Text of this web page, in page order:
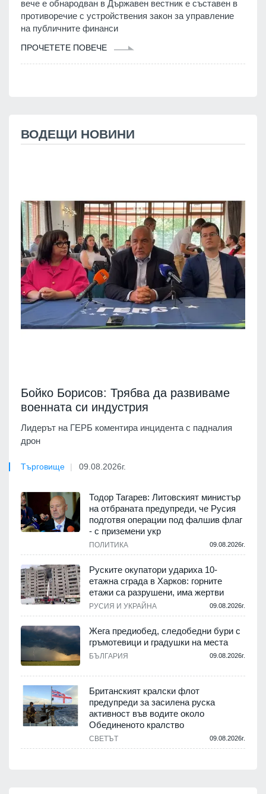
вече е обнародван в Държавен вестник е съставен в
противоречие с устройствения закон за управление
на публичните финанси
ПРОЧЕТЕТЕ ПОВЕЧЕ
ВОДЕЩИ НОВИНИ
Бойко Борисов: Трябва да развиваме
военната си индустрия
Лидерът на ГЕРБ коментира инцидента с падналия
дрон
Търговище 09.08.2026г.
Тодор Тагарев: Литовският министър
на отбраната предупреди, че Русия
подготвя операции под фалшив флаг
- с приземени укр
ПОЛИТИКА 09.08.2026г.
Руските окупатори удариха 10-
етажна сграда в Харков: горните
етажи са разрушени, има жертви
РУСИЯ И УКРАЙНА 09.08.2026г.
Жега предиобед, следобедни бури с
гръмотевици и градушки на места
БЪЛГАРИЯ 09.08.2026г.
Британският кралски флот
предупреди за засилена руска
активност във водите около
Обединеното кралство
СВЕТЪТ 09.08.2026г.